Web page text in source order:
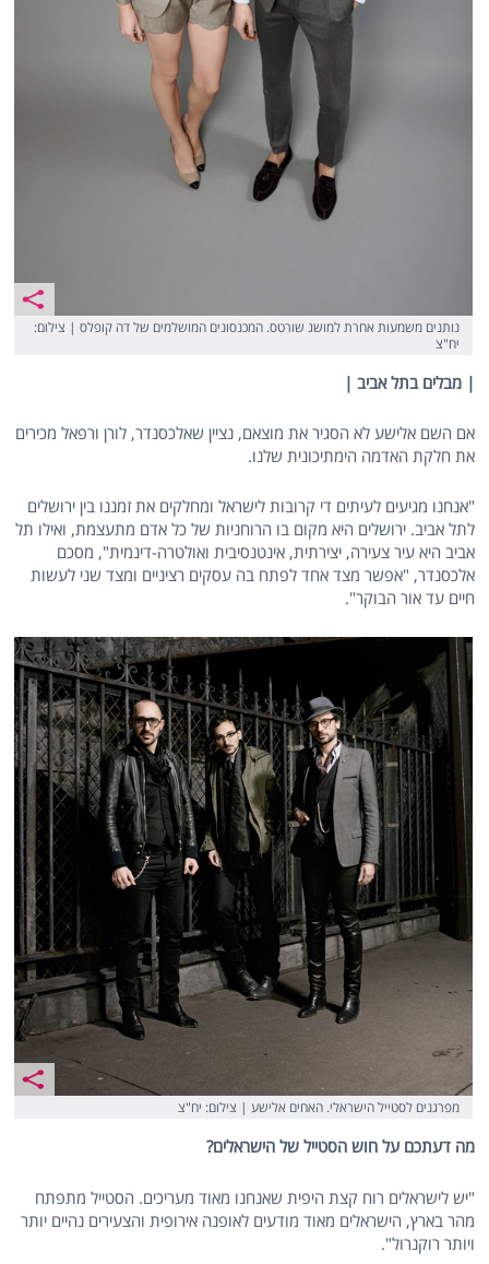
נותנים משמעות אחרת למושג שורטס. המכנסונים המושלמים של דה קופלס | צילום:
יח"צ
| מבלים בתל אביב |
אם השם אלישע לא הסגיר את מוצאם, נציין שאלכסנדר, לורן ורפאל מכירים
את חלקת האדמה הימתיכונית שלנו.
"אנחנו מגיעים לעיתים די קרובות לישראל ומחלקים את זמננו בין ירושלים
לתל אביב. ירושלים היא מקום בו הרוחניות של כל אדם מתעצמת, ואילו תל
אביב היא עיר צעירה, יצירתית, אינטנסיבית ואולטרה-דינמית", מסכם
אלכסנדר, "אפשר מצד אחד לפתח בה עסקים רציניים ומצד שני לעשות
חיים עד אור הבוקר".
מפרגנים לסטייל הישראלי. האחים אלישע | צילום: יח"צ
מה דעתכם על חוש הסטייל של הישראלים?
"יש לישראלים רוח קצת היפית שאנחנו מאוד מעריכים. הסטייל מתפתח
מהר בארץ, הישראלים מאוד מודעים לאופנה אירופית והצעירים נהיים יותר
ויותר רוקנרול".